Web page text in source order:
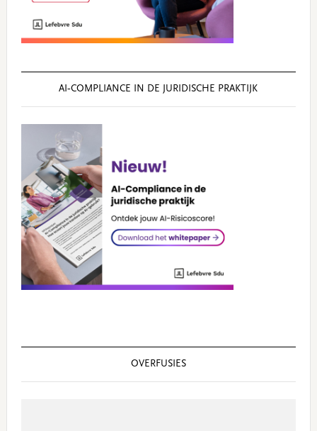
AI‑COMPLIANCE IN DE JURIDISCHE PRAKTIJK
OVERFUSIES